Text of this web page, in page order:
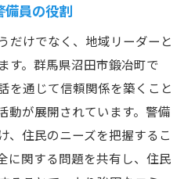
備員の役割
だけでなく、地域リーダーと
す。群馬県沼田市鍛冶町で
を通じて信頼関係を築くこと
動が展開されています。警備
、住民のニーズを把握するこ
に関する問題を共有し、住民